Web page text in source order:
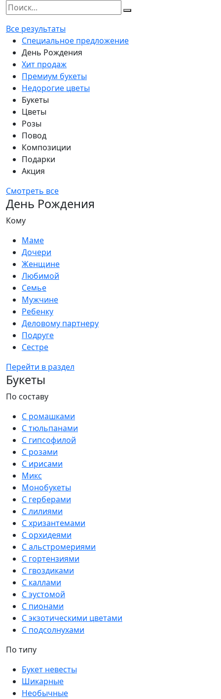
Все результаты
Специальное предложение
День Рождения
Хит продаж
Премиум букеты
Недорогие цветы
Букеты
Цветы
Розы
Повод
Композиции
Подарки
Акция
Смотреть все
День Рождения
Кому
Маме
Дочери
Женщине
Любимой
Семье
Мужчине
Ребенку
Деловому партнеру
Подруге
Сестре
Перейти в раздел
Букеты
По составу
С ромашками
С тюльпанами
С гипсофилой
С розами
С ирисами
Микс
Монобукеты
С герберами
С лилиями
С хризантемами
С орхидеями
С альстромериями
С гортензиями
С гвоздиками
С каллами
С эустомой
С пионами
С экзотическими цветами
С подсолнухами
По типу
Букет невесты
Шикарные
Необычные